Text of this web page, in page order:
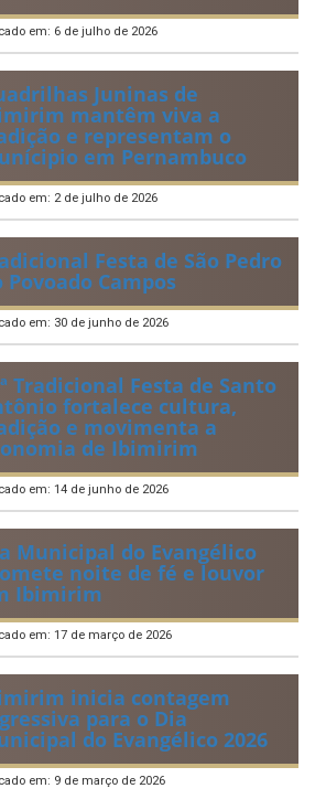
realiza entrega dos
de Honra ao
aos servidores
em: 20 de julho de 2026
edição do Corre Ibimirim
Juninas de
mantêm viva a
e representam o
em Pernambuco
em: 2 de julho de 2026
Festa de São Pedro
Povoado Campos
Tradicional Festa de Santo
fortalece cultura,
e movimenta a
de Ibimirim
em: 14 de junho de 2026
Municipal do Evangélico
noite de fé e louvor